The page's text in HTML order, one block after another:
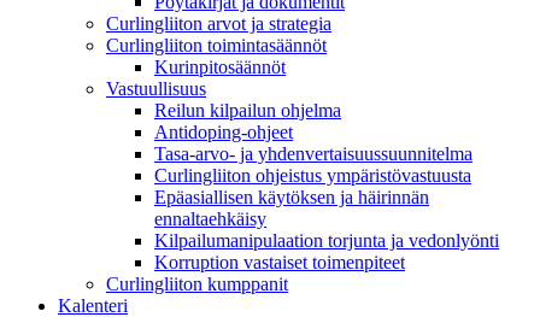
Curlingliiton arvot ja strategia
Curlingliiton toimintasäännöt
Kurinpitosäännöt
Vastuullisuus
Reilun kilpailun ohjelma
Antidoping-ohjeet
Tasa-arvo- ja yhdenvertaisuussuunnitelma
Curlingliiton ohjeistus ympäristövastuusta
Epäasiallisen käytöksen ja häirinnän
ennaltaehkäisy
Kilpailumanipulaation torjunta ja vedonlyönti
Korruption vastaiset toimenpiteet
Curlingliiton kumppanit
Kalenteri